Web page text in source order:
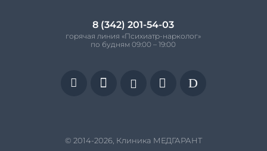
8 (342) 201-54-03
горячая линия «Психиатр-нарколог»
по будням 09:00 – 19:00
    D
© 2014-2026, Клиника МЕДГАРАНТ